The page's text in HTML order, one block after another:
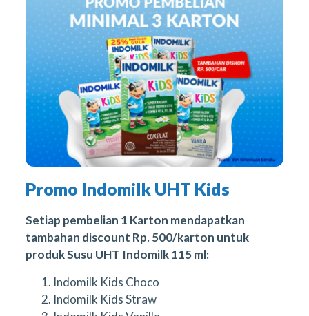
Promo Indomilk UHT Kids
Setiap pembelian 1 Karton mendapatkan
tambahan discount Rp. 500/karton untuk
produk Susu UHT Indomilk 115 ml:
Indomilk Kids Choco
Indomilk Kids Straw